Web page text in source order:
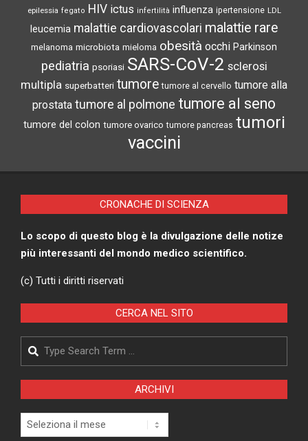
epilessia fegato HIV ictus infertilità influenza ipertensione LDL
leucemia malattie cardiovascolari malattie rare
melanoma microbiota mieloma obesità occhi Parkinson
pediatria psoriasi SARS-CoV-2 sclerosi
multipla superbatteri tumore tumore al cervello tumore alla
prostata tumore al polmone tumore al seno
tumore del colon tumore ovarico tumore pancreas tumori
vaccini
CRONACHE DI SCIENZA
Lo scopo di questo blog è la divulgazione delle notize
più interessanti del mondo medico scientifico.
(c) Tutti i diritti riservati
CERCA NEL SITO
Search
ARCHIVI
Archivi